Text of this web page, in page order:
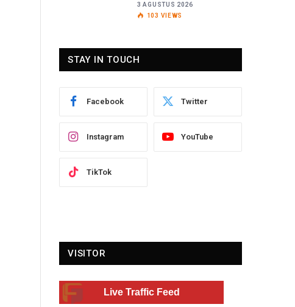
Tanggapan Jaksa
3 AGUSTUS 2026
103 VIEWS
STAY IN TOUCH
Facebook Twitter
Instagram YouTube
TikTok
VISITOR
Live Traffic Feed